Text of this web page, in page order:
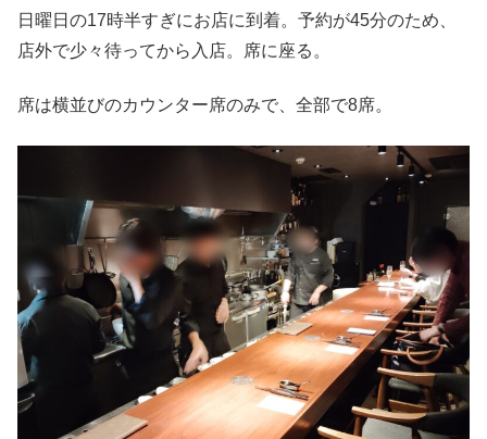
日曜日の17時半すぎにお店に到着。予約が45分のため、
店外で少々待ってから入店。席に座る。
席は横並びのカウンター席のみで、全部で8席。